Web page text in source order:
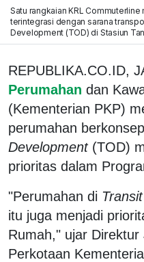
Satu rangkaian KRL
terintegrasi dengan sarana
Development (TOD) di Stasiun
REPUBLIKA.CO.ID,
Perumahan dan
(Kementerian PKP)
perumahan berkonsep
Development(TOD)
prioritas dalam
"Perumahan di
itu juga menjadi
Rumah," ujar
Perkotaan